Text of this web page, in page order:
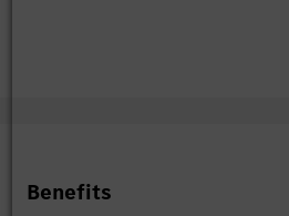
Benefits